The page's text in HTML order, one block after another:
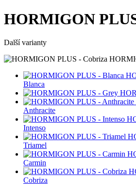
HORMIGON
Další varianty
Blanca
Anthracite
Intenso
Triamel
Carmin
Cobriza